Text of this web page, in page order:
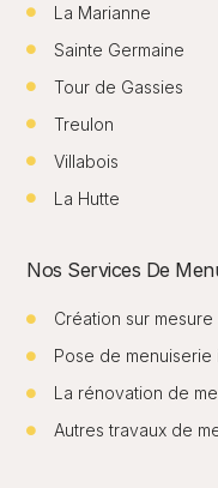
La Marianne
Sainte Germaine
Tour de Gassies
Treulon
Villabois
La Hutte
Nos Services De
Création sur
Pose de
La rénovation de
Autres travaux de